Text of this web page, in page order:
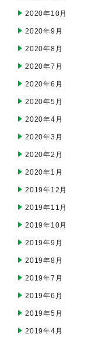
2020年10月
2020年9月
2020年8月
2020年7月
2020年6月
2020年5月
2020年4月
2020年3月
2020年2月
2020年1月
2019年12月
2019年11月
2019年10月
2019年9月
2019年8月
2019年7月
2019年6月
2019年5月
2019年4月